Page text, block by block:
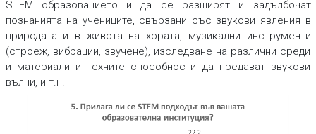
STEM образованието и да се разширят и задълбочат
познанията на учениците, свързани със звукови явления в
природата и в живота на хората, музикални инструменти
(строеж, вибрации, звучене), изследване на различни среди
и материали и техните способности да предават звукови
вълни, и т.н.